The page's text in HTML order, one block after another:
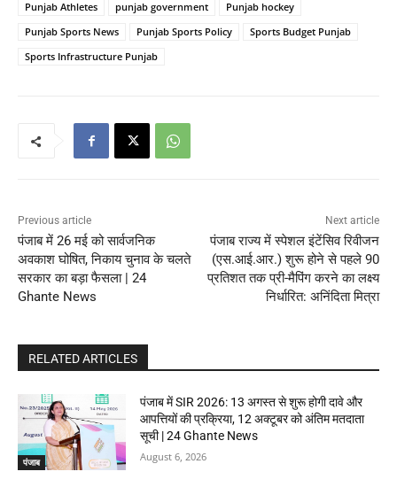
Punjab Athletes
punjab government
Punjab hockey
Punjab Sports News
Punjab Sports Policy
Sports Budget Punjab
Sports Infrastructure Punjab
Previous article
पंजाब में 26 मई को सार्वजनिक
अवकाश घोषित, निकाय चुनाव के चलते
सरकार का बड़ा फैसला | 24
Ghante News
Next article
पंजाब राज्य में स्पेशल इंटेंसिव रिवीजन
(एस.आई.आर.) शुरू होने से पहले 90
प्रतिशत तक प्री-मैपिंग करने का लक्ष्य
निर्धारित: अनिंदिता मित्रा
RELATED ARTICLES
पंजाब
पंजाब में SIR 2026: 13 अगस्त से शुरू होगी दावे और
आपत्तियों की प्रक्रिया, 12 अक्टूबर को अंतिम मतदाता
सूची | 24 Ghante News
August 6, 2026